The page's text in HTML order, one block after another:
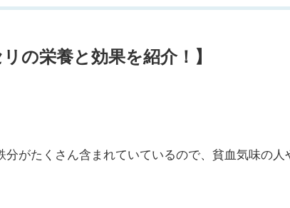
リの栄養と効果を紹介！】
分がたくさん含まれていているので、貧血気味の